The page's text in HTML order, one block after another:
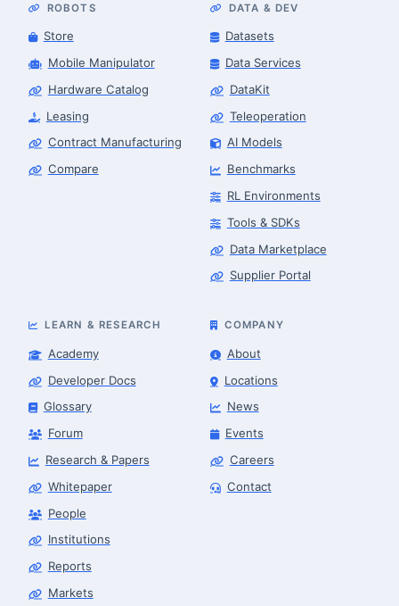
ROBOTS
Store
Mobile Manipulator
Hardware Catalog
Leasing
Contract Manufacturing
Compare
DATA & DEV
Datasets
Data Services
DataKit
Teleoperation
AI Models
Benchmarks
RL Environments
Tools & SDKs
Data Marketplace
Supplier Portal
LEARN & RESEARCH
Academy
Developer Docs
Glossary
Forum
Research & Papers
Whitepaper
People
Institutions
Reports
Markets
COMPANY
About
Locations
News
Events
Careers
Contact
Robotics Advisor